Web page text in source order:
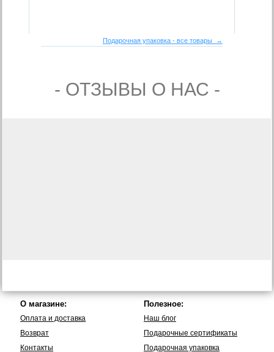
Подарочная упаковка - все товары →
- ОТЗЫВЫ О НАС -
О магазине:
Оплата и доставка
Возврат
Контакты
Полезное:
Наш блог
Подарочные сертификаты
Подарочная упаковка